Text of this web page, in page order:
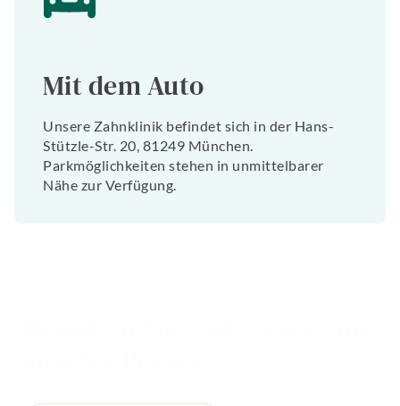
Mit dem Auto
Unsere Zahnklinik befindet sich in der Hans-
Stützle-Str. 20, 81249 München.
Parkmöglichkeiten stehen in unmittelbarer
Nähe zur Verfügung.